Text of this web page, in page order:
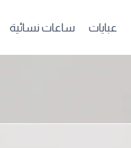
عبايات ساعات نسائية